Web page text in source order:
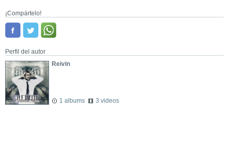
¡Compártelo!
Perfil del autor
Reivin
1 albums 3 videos